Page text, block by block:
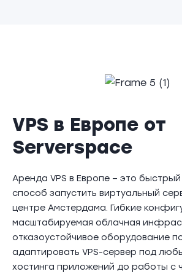
VPS в Европе от
Serverspace
Аренда VPS в Европе – это
способ запустить виртуальный
центре Амстердама. Гибкие
масштабируемая облачная
отказоустойчивое оборудование
адаптировать VPS-сервер под
хостинга приложений до работы с